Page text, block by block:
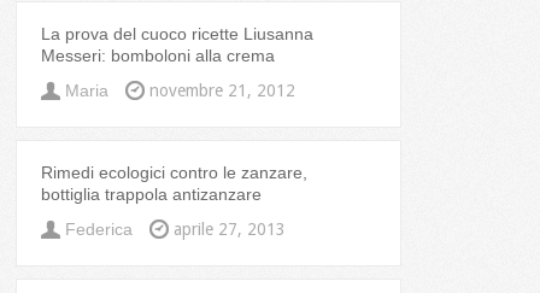
La prova del cuoco ricette Liusanna
Messeri: bomboloni alla crema
Maria
novembre 21, 2012
Rimedi ecologici contro le zanzare,
bottiglia trappola antizanzare
Federica
aprile 27, 2013